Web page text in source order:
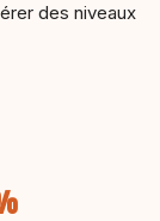
des niveaux